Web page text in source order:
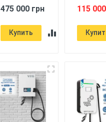
475 000 грн
Купить
115